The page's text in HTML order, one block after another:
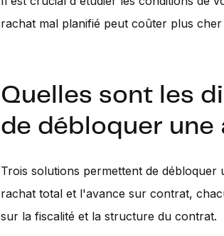
rachat mal planifié peut coûter plus
Quelles sont les
de débloquer une
Trois solutions permettent de
rachat total et l'avance sur contrat,
sur la fiscalité et la structure du contrat.